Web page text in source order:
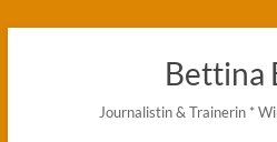
Bettina
Journalistin & Trainerin *